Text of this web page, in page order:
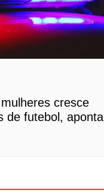
cresce
de futebol, aponta